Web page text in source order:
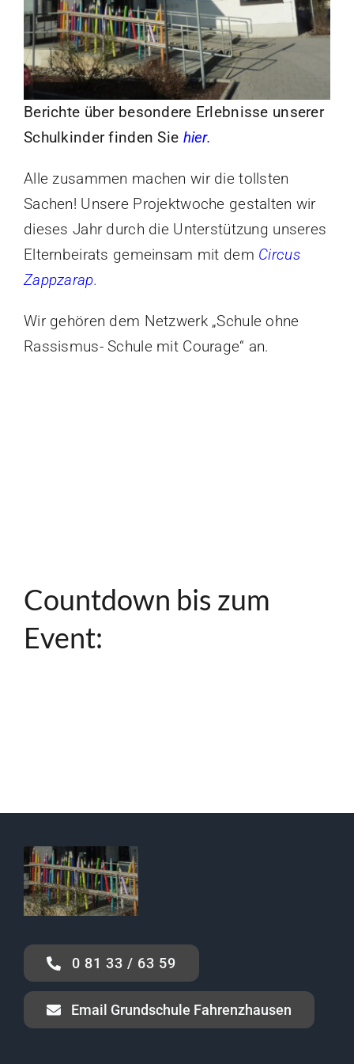
Elternbeirat
Rechtliches
Berichte über besondere Erlebnisse unserer
Schulkinder finden Sie hier.
Alle zusammen machen wir die tollsten
Sachen! Unsere Projektwoche gestalten wir
dieses Jahr durch die Unterstützung unseres
Elternbeirats gemeinsam mit dem Circus
Zappzarap.
Wir gehören dem Netzwerk „Schule ohne
Rassismus- Schule mit Courage“ an.
Countdown bis zum
Event:
0 81 33 / 63 59
Email Grundschule Fahrenzhausen